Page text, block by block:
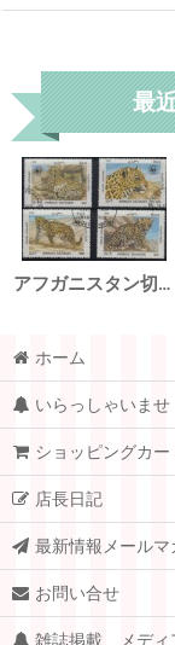
最
アフガニスタン切手 1985年 WWF ヒョウ 4種
ホーム
いらっしゃいませ
ショッピングカー
店長日記
最新情報メールマ
お問い合せ
雑誌掲載、メディ